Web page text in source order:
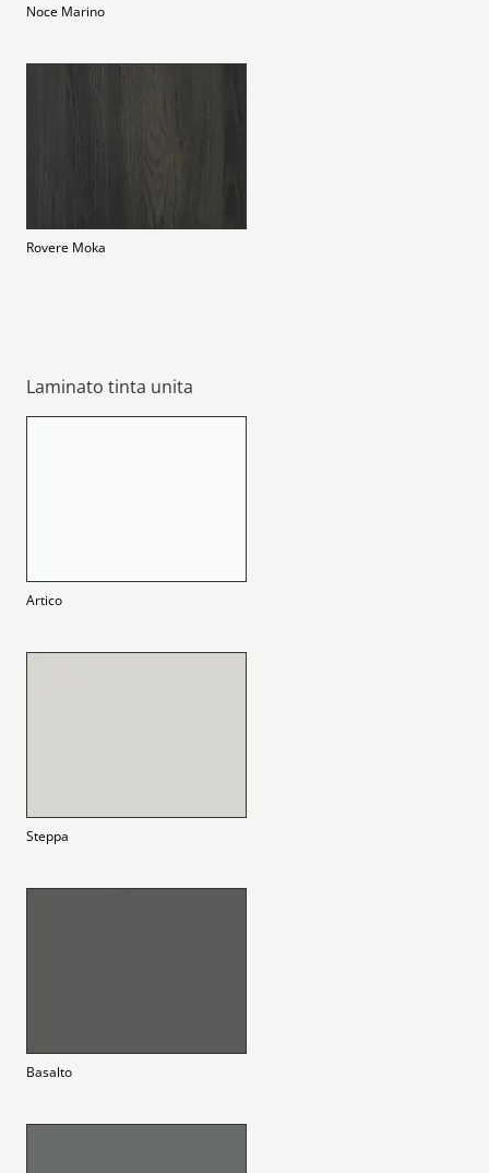
Noce Marino
Rovere Moka
Laminato tinta unita
Artico
Steppa
Basalto